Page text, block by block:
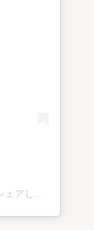
BAR WHITE OAK(@bar_white_oak)がシェアした投稿